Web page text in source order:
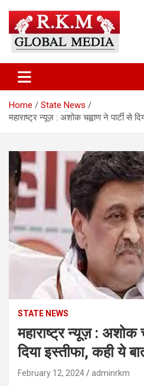
content
Latest Hindi
News – RKM
and the World
Home
State News
महाराष्ट्र न्यूज़ : अशोक चह्वाण ने पार्टी से
STATE NEWS
महाराष्ट्र न्यूज़ : अशोक
दिया इस्तीफा, कही ये
February 12, 2024 adminrkm